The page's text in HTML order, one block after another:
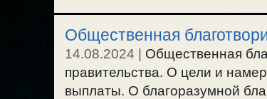
Общественная
14.08.2024 | Общественная
правительства. О цели и
выплаты. О благоразумной